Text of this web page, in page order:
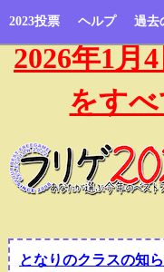
2023投票 ヘルプ 過去
2026年1月
をす
となりのクラスの知